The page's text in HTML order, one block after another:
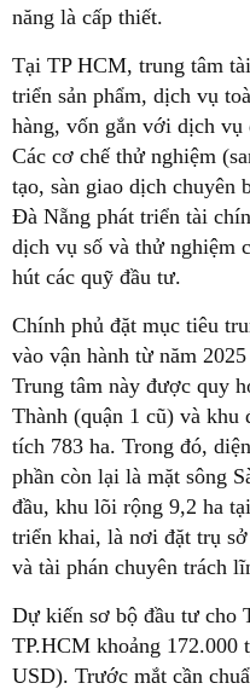
năng là cấp thiết.
Tại TP HCM, trung tâm
triển sản phẩm, dịch vụ
hàng, vốn gắn với dịch
Các cơ chế thử nghiệm
tạo, sàn giao dịch chuyên
Đà Nẵng phát triển tài
dịch vụ số và thử nghiệm
hút các quỹ đầu tư.
Chính phủ đặt mục tiêu
vào vận hành từ năm
Trung tâm này được quy
Thành (quận 1 cũ) và
tích 783 ha. Trong đó,
phần còn lại là mặt sông
đầu, khu lõi rộng 9,2 ha
triển khai, là nơi đặt trụ
và tài phán chuyên trách
Dự kiến sơ bộ đầu tư cho
TP.HCM khoảng
USD). Trước mắt cần